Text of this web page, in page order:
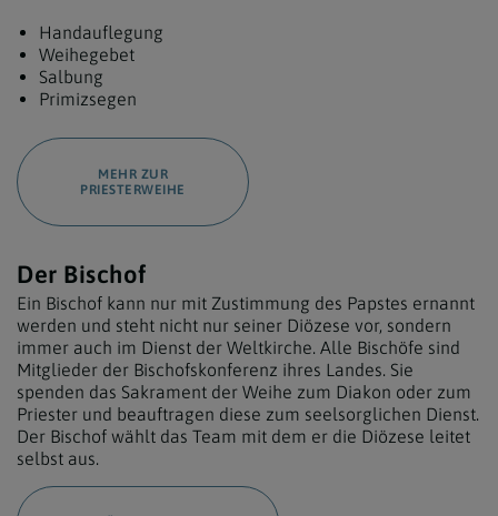
Handauflegung
Weihegebet
Salbung
Primizsegen
MEHR ZUR
PRIESTERWEIHE
Der Bischof
Ein Bischof kann nur mit Zustimmung des Papstes ernannt
werden und steht nicht nur seiner Diözese vor, sondern
immer auch im Dienst der Weltkirche. Alle Bischöfe sind
Mitglieder der Bischofskonferenz ihres Landes. Sie
spenden das Sakrament der Weihe zum Diakon oder zum
Priester und beauftragen diese zum seelsorglichen Dienst.
Der Bischof wählt das Team mit dem er die Diözese leitet
selbst aus.